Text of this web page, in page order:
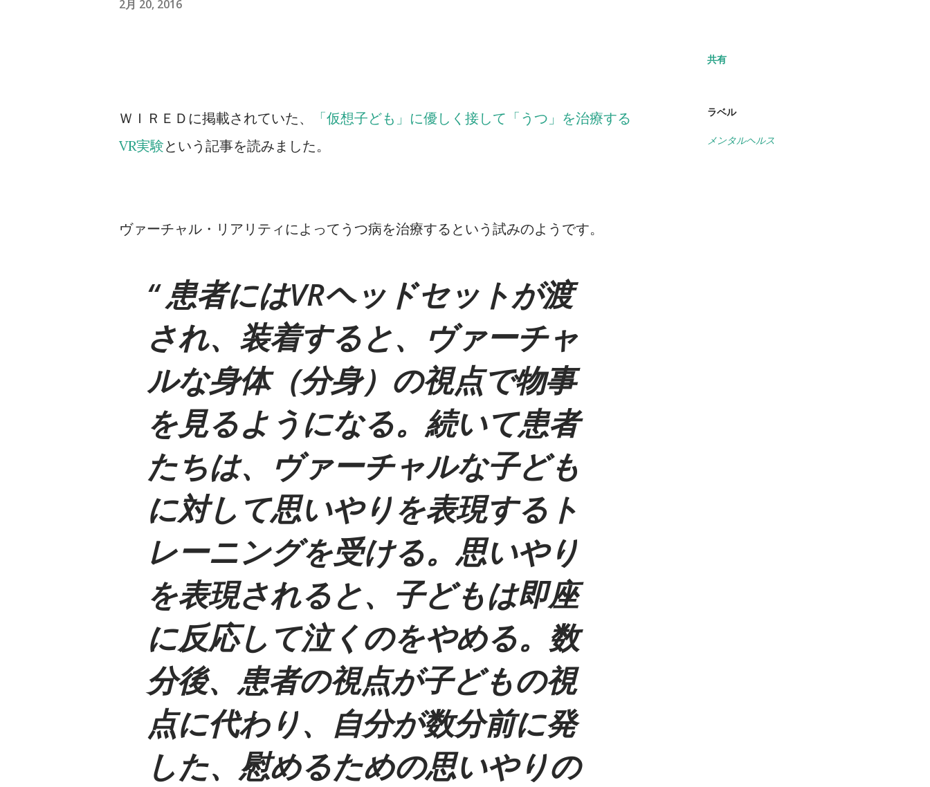
2月 20, 2016
ＷＩＲＥＤに掲載されていた、
「仮想子ども」に優しく接して「うつ」を治療する
VR実験という記事を読みました。
ヴァーチャル・リアリティによってうつ病を治療するという試みのようです。
患者にはVRヘッドセットが渡
され、装着すると、ヴァーチャ
ルな身体（分身）の視点で物事
を見るようになる。続いて患者
たちは、ヴァーチャルな子ども
に対して思いやりを表現するト
レーニングを受ける。思いやり
を表現されると、子どもは即座
に反応して泣くのをやめる。数
分後、患者の視点が子どもの視
点に代わり、自分が数分前に発
した、慰めるための思いやりの
共有
ラベル
メンタルヘルス